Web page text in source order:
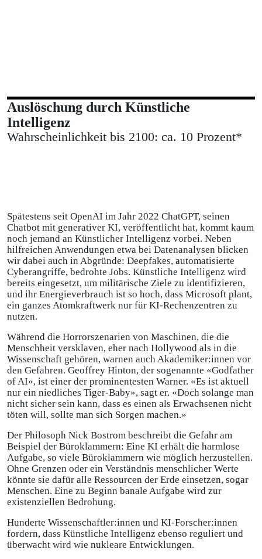
Auslöschung durch Künstliche
Intelligenz
Wahrscheinlichkeit bis 2100: ca. 10 Prozent*
Spätestens seit OpenAI im Jahr 2022 ChatGPT, seinen
Chatbot mit generativer KI, veröffentlicht hat, kommt kaum
noch jemand an Künstlicher Intelligenz vorbei. Neben
hilfreichen Anwendungen etwa bei Datenanalysen blicken
wir dabei auch in Abgründe: Deepfakes, automatisierte
Cyberangriffe, bedrohte Jobs. Künstliche Intelligenz wird
bereits eingesetzt, um militärische Ziele zu identifizieren,
und ihr Energieverbrauch ist so hoch, dass Microsoft plant,
ein ganzes Atomkraftwerk nur für KI-Rechenzentren zu
nutzen.
Während die Horrorszenarien von Maschinen, die die
Menschheit versklaven, eher nach Hollywood als in die
Wissenschaft gehören, warnen auch Akademiker:innen vor
den Gefahren. Geoffrey Hinton, der sogenannte «Godfather
of AI», ist einer der prominentesten Warner. «Es ist aktuell
nur ein niedliches Tiger-Baby», sagt er. «Doch solange man
nicht sicher sein kann, dass es einen als Erwachsenen nicht
töten will, sollte man sich Sorgen machen.»
Der Philosoph Nick Bostrom beschreibt die Gefahr am
Beispiel der Büroklammern: Eine KI erhält die harmlose
Aufgabe, so viele Büroklammern wie möglich herzustellen.
Ohne Grenzen oder ein Verständnis menschlicher Werte
könnte sie dafür alle Ressourcen der Erde einsetzen, sogar
Menschen. Eine zu Beginn banale Aufgabe wird zur
existenziellen Bedrohung.
Hunderte Wissenschaftler:innen und KI-Forscher:innen
fordern, dass Künstliche Intelligenz ebenso reguliert und
überwacht wird wie nukleare Entwicklungen.